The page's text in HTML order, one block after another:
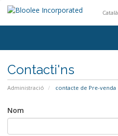
Català
Contacti'ns
Administració contacte de Pre-venda
Nom